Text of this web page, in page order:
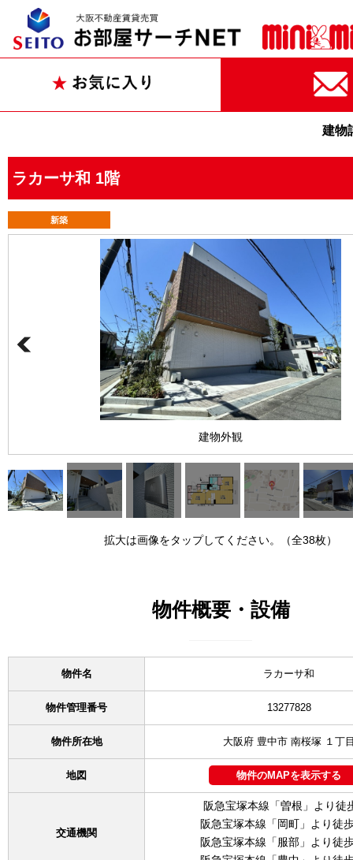
建物
ラカーサ和 1階
新築
建物外観
拡大は画像をタップしてください。（全38枚）
物件概要・設備
物件名 ラカーサ和
物件管理番号 13277828
物件所在地 大阪府 豊中市 南桜塚 １丁
地図 物件のMAPを表示する
交通機関
阪急宝塚本線「曽根」より徒
阪急宝塚本線「岡町」より徒
阪急宝塚本線「服部」より徒